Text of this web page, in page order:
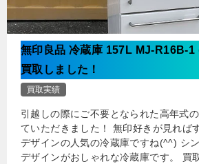
無印良品 冷蔵庫 157L MJ-R16B-1
買取しました！
買取実績
引越しの際にご不要となられた高年式
ていただきました！ 無印好きが見れば
デザインの人気の冷蔵庫ですね(^^) シ
デザインがおしゃれな冷蔵庫です。 買